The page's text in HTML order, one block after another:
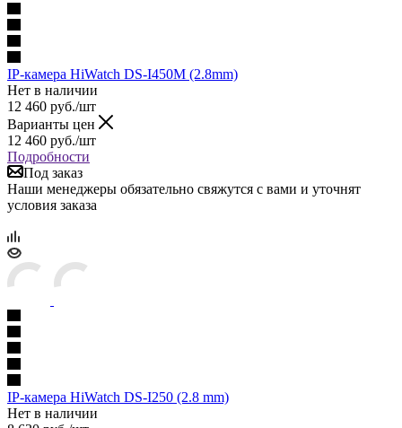
IP-камера HiWatch DS-I450M (2.8mm)
Нет в наличии
12 460 руб./шт
Варианты цен
12 460 руб./шт
Подробности
Под заказ
Наши менеджеры обязательно свяжутся с вами и уточнят
условия заказа
IP-камера HiWatch DS-I250 (2.8 mm)
Нет в наличии